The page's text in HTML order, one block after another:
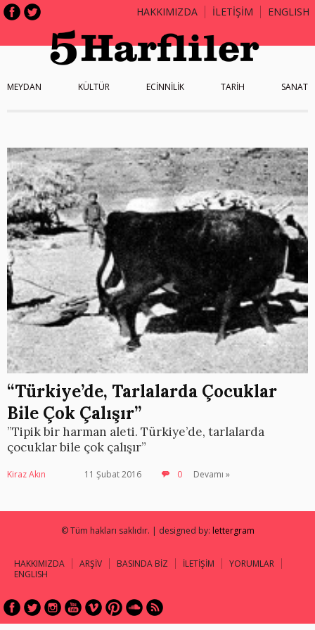
HAKKIMIZDA İLETİŞİM ENGLISH
MEYDAN KÜLTÜR ECİNNİLİK TARİH SANAT
“Türkiye’de, Tarlalarda Çocuklar
Bile Çok Çalışır”
”Tipik bir harman aleti. Türkiye’de, tarlalarda
çocuklar bile çok çalışır”
Kiraz Akın 11 Şubat 2016 0 Devamı »
© Tüm hakları saklıdır. | designed by: lettergram
HAKKIMIZDA ARŞİV BASINDA BİZ İLETİŞİM
YORUMLAR
ENGLISH